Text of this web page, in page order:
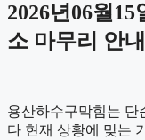
2026년06월
소 마무리 안내
용산하수구막힘는 단
다 현재 상황에 맞는